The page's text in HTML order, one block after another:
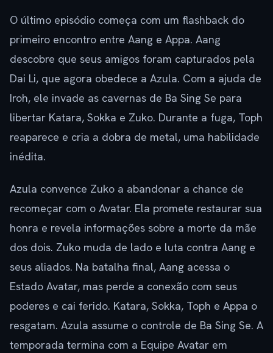
O último episódio começa com um flashback do
primeiro encontro entre Aang e Appa. Aang
descobre que seus amigos foram capturados pela
Dai Li, que agora obedece a Azula. Com a ajuda de
Iroh, ele invade as cavernas de Ba Sing Se para
libertar Katara, Sokka e Zuko. Durante a fuga, Toph
reaparece e cria a dobra de metal, uma habilidade
inédita.
Azula convence Zuko a abandonar a chance de
recomeçar com o Avatar. Ela promete restaurar sua
honra e revela informações sobre a morte da mãe
dos dois. Zuko muda de lado e luta contra Aang e
seus aliados. Na batalha final, Aang acessa o
Estado Avatar, mas perde a conexão com seus
poderes e cai ferido. Katara, Sokka, Toph e Appa o
resgatam. Azula assume o controle de Ba Sing Se. A
temporada termina com a Equipe Avatar em